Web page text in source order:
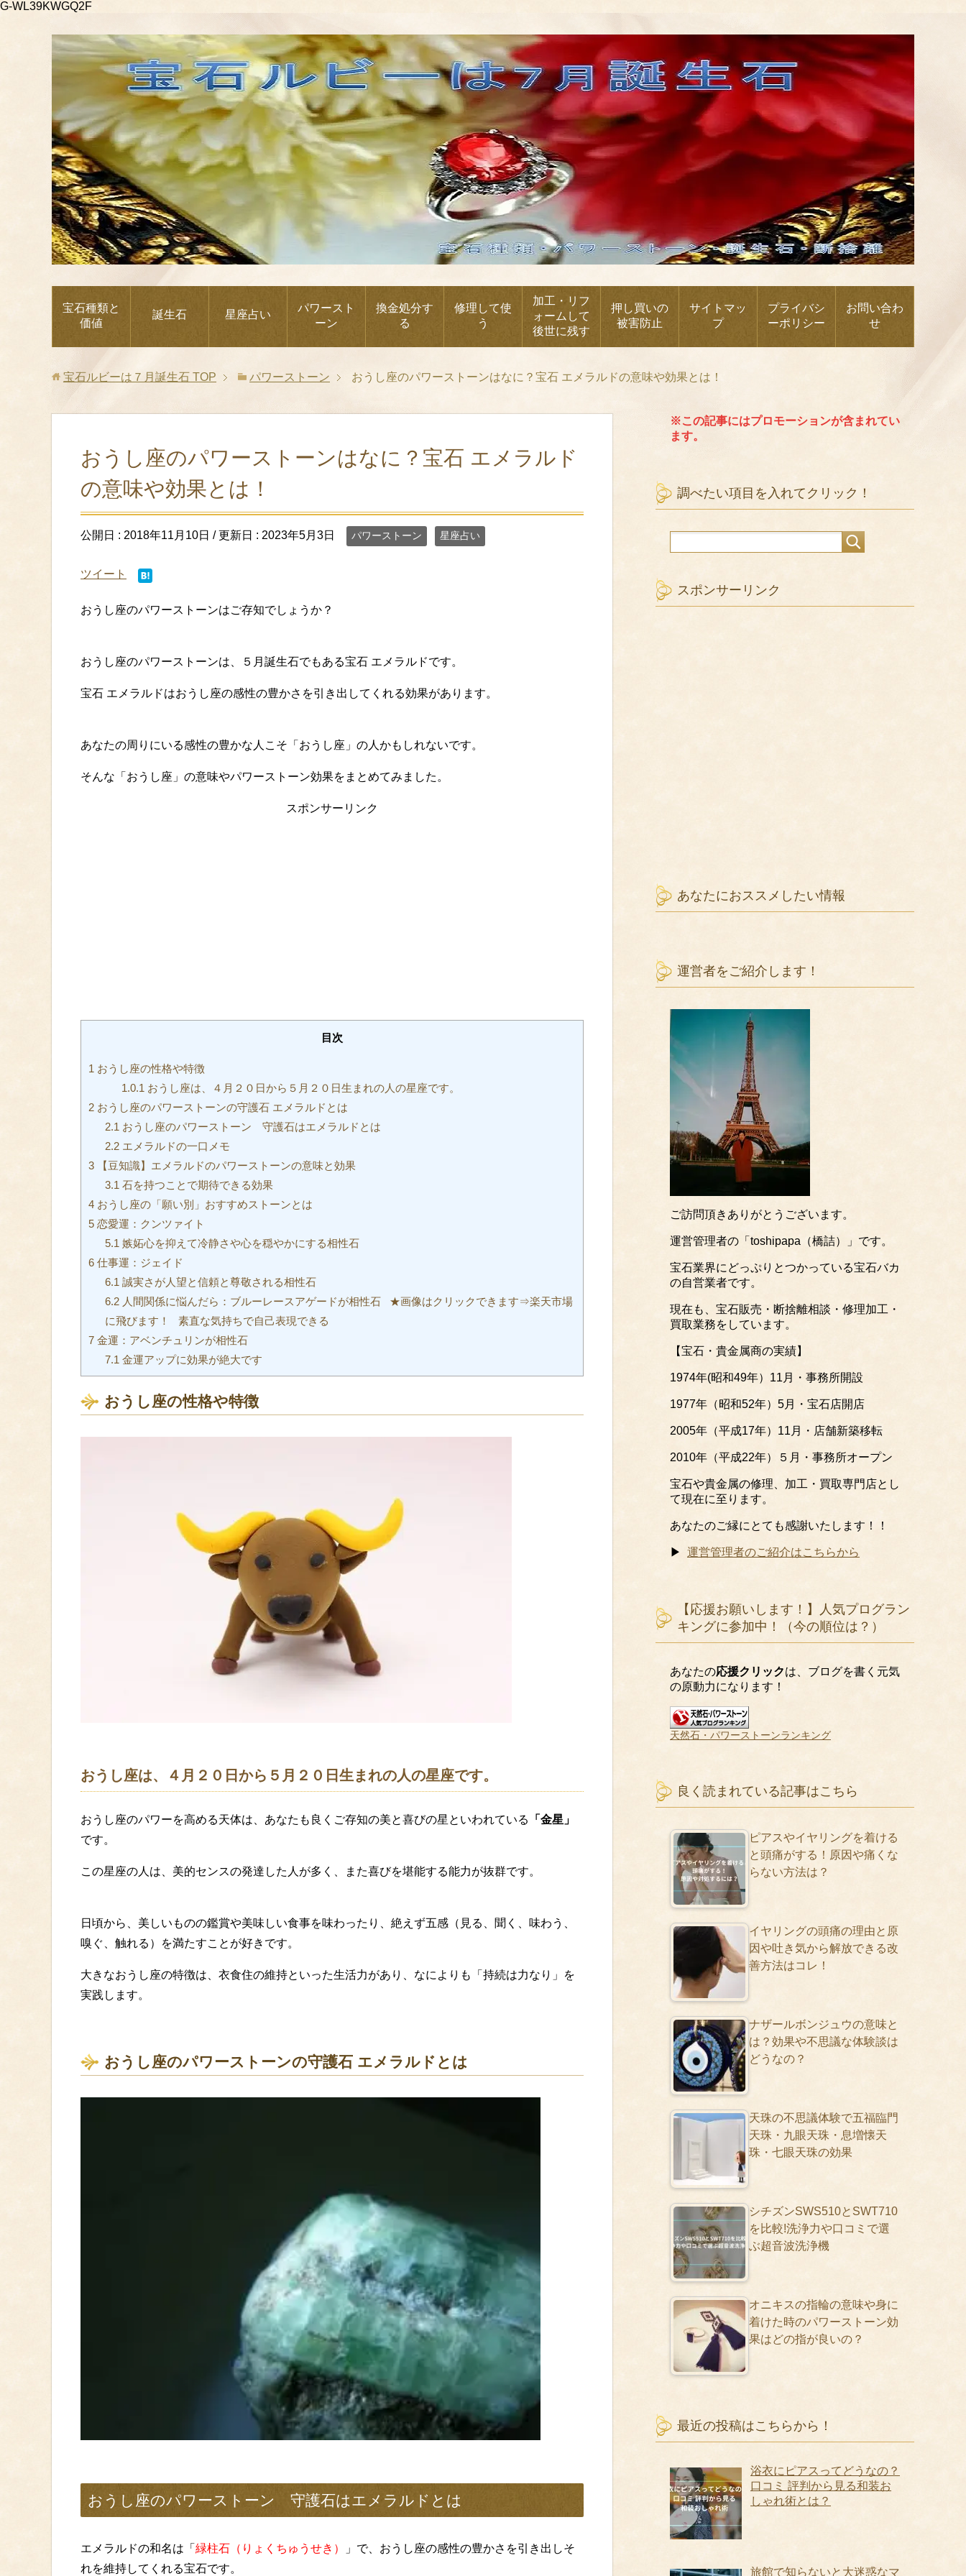
G-WL39KWGQ2F
宝石種類と
価値
誕生石 星座占い
パワースト
ーン
換金処分す
る
修理して使
う
加工・リフ
ォームして
後世に残す
押し買いの
被害防止
サイトマッ
プ
プライバシ
ーポリシー
お問い合わ
せ
宝石ルビーは７月誕生石 TOP パワーストーン おうし座のパワーストーンはなに？宝石 エメラルドの意味や効果とは！
おうし座のパワーストーンはなに？宝石 エメラルド
の意味や効果とは！
公開日 : 2018年11月10日 / 更新日 : 2023年5月3日 パワーストーン 星座占い
ツイート
おうし座のパワーストーンはご存知でしょうか？
おうし座のパワーストーンは、５月誕生石でもある宝石 エメラルドです。
宝石 エメラルドはおうし座の感性の豊かさを引き出してくれる効果があります。
あなたの周りにいる感性の豊かな人こそ「おうし座」の人かもしれないです。
そんな「おうし座」の意味やパワーストーン効果をまとめてみました。
スポンサーリンク
目次
1 おうし座の性格や特徴
1.0.1 おうし座は、４月２０日から５月２０日生まれの人の星座です。
2 おうし座のパワーストーンの守護石 エメラルドとは
2.1 おうし座のパワーストーン 守護石はエメラルドとは
2.2エメラルドの一口メモ
3 【豆知識】エメラルドのパワーストーンの意味と効果
3.1 石を持つことで期待できる効果
4 おうし座の「願い別」おすすめストーンとは
5 恋愛運：クンツァイト
5.1 嫉妬心を抑えて冷静さや心を穏やかにする相性石
6 仕事運：ジェイド
6.1 誠実さが人望と信頼と尊敬される相性石
6.2人間関係に悩んだら：ブルーレースアゲードが相性石 ★画像はクリックできます⇒楽天市場
に飛びます！ 素直な気持ちで自己表現できる
7 金運：アベンチュリンが相性石
7.1 金運アップに効果が絶大です
おうし座の性格や特徴
おうし座は、４月２０日から５月２０日生まれの人の星座です。
おうし座のパワーを高める天体は、あなたも良くご存知の美と喜びの星といわれている
「金星」
です。
この星座の人は、美的センスの発達した人が多く、また喜びを堪能する能力が抜群です。
日頃から、美しいものの鑑賞や美味しい食事を味わったり、絶えず五感（見る、聞く、味わう、
嗅ぐ、触れる）を満たすことが好きです。
大きなおうし座の特徴は、衣食住の維持といった生活力があり、なによりも「持続は力なり」を
実践します。
おうし座のパワーストーンの守護石 エメラルドとは
おうし座のパワーストーン 守護石はエメラルドとは
エメラルドの和名は「 緑柱石（りょくちゅうせき）
」で、おうし座の感性の豊かさを引き出しそ
れを維持してくれる宝石です。
※この記事にはプロモーションが含まれてい
ます。
調べたい項目を入れてクリック！
スポンサーリンク
あなたにおススメしたい情報
運営者をご紹介します！
ご訪問頂きありがとうございます。
運営管理者の「toshipapa（橋詰）」です。
宝石業界にどっぷりとつかっている宝石バカ
の自営業者です。
現在も、宝石販売・断捨離相談・修理加工・
買取業務をしています。
【宝石・貴金属商の実績】
1974年(昭和49年）11月・事務所開設
1977年（昭和52年）5月・宝石店開店
2005年（平成17年）11月・店舗新築移転
2010年（平成22年）５月・事務所オープン
宝石や貴金属の修理、加工・買取専門店とし
て現在に至ります。
あなたのご縁にとても感謝いたします！！
▶ 運営管理者のご紹介はこちらから
【応援お願いします！】人気プログラン
キングに参加中！（今の順位は？）
あなたの応援クリックは、ブログを書く元気
の原動力になります！
天然石・パワーストーンランキング
良く読まれている記事はこちら
ピアスやイヤリングを着ける
と頭痛がする！原因や痛くな
らない方法は？
イヤリングの頭痛の理由と原
因や吐き気から解放できる改
善方法はコレ！
ナザールボンジュウの意味と
は？効果や不思議な体験談は
どうなの？
天珠の不思議体験で五福臨門
天珠・九眼天珠・息増懐天
珠・七眼天珠の効果
シチズンSWS510とSWT710
を比較!洗浄力や口コミで選
ぶ超音波洗浄機
オニキスの指輪の意味や身に
着けた時のパワーストーン効
果はどの指が良いの？
最近の投稿はこちらから！
浴衣にピアスってどうなの？
口コミ 評判から見る和装お
しゃれ術とは？
旅館で知らないと大迷惑なマ